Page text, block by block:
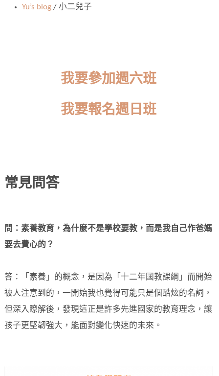
Yu’s blog / 小二兒子
我要參加週六班
我要報名週日班
常見問答
問：素養教育，為什麼不是學校要教，而是我自己作爸媽
要去費心的？
答：「素養」的概念，是因為「十二年國教課綱」而開始
被人注意到的，一開始我也覺得可能只是個酷炫的名詞，
但深入瞭解後，發現這正是許多先進國家的教育理念，讓
孩子更堅韌強大，能面對變化快速的未來。